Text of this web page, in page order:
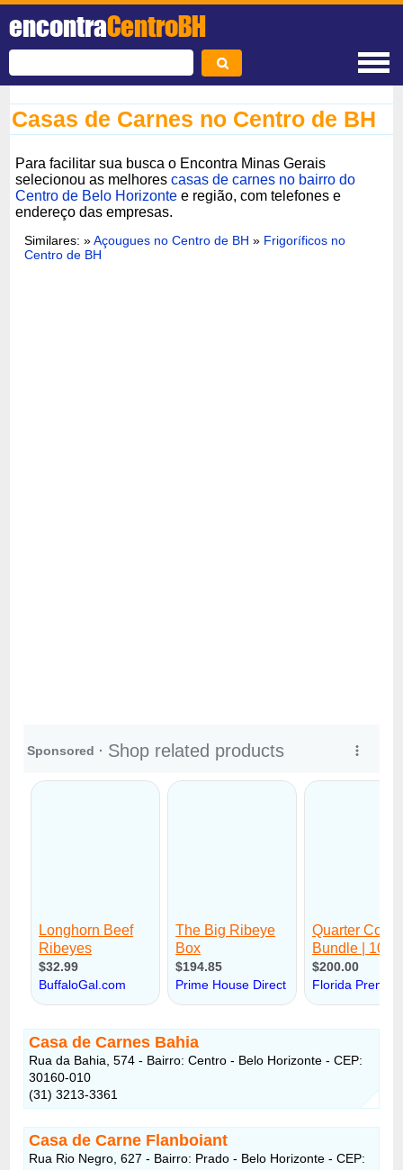
encontraCentroBH
Casas de Carnes no Centro de BH
Para facilitar sua busca o Encontra Minas Gerais
selecionou as melhorescasas de carnes no bairro do
Centro de Belo Horizonte e região, com telefones e
endereço das empresas.
Similares: »Açougues no Centro de BH » Frigoríficos no
Centro de BH
Casa de Carnes Bahia
Rua da Bahia, 574 - Bairro: Centro - Belo Horizonte - CEP:
30160-010
(31) 3213-3361
Casa de Carne Flanboiant
Rua Rio Negro, 627 - Bairro: Prado - Belo Horizonte - CEP: